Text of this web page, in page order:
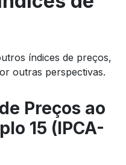
índices de preços,
outras perspectivas.
Preços ao
15 (IPCA-